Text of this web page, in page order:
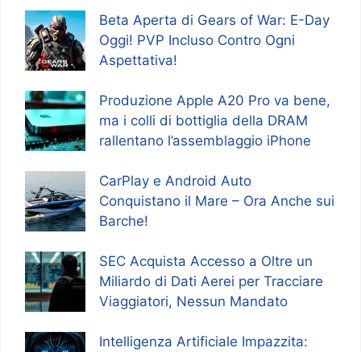
Beta Aperta di Gears of War: E-Day
Oggi! PVP Incluso Contro Ogni
Aspettativa!
Produzione Apple A20 Pro va bene,
ma i colli di bottiglia della DRAM
rallentano l’assemblaggio iPhone
CarPlay e Android Auto
Conquistano il Mare – Ora Anche sui
Barche!
SEC Acquista Accesso a Oltre un
Miliardo di Dati Aerei per Tracciare
Viaggiatori, Nessun Mandato
Intelligenza Artificiale Impazzita: